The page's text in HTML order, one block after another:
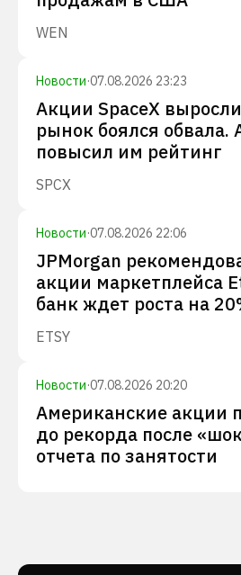
WEN
Новости·07.08.2026 23:23
Акции SpaceX
рынок боялся обвала.
повысил им рейтинг
SPCX
Новости·07.08.2026 22:06
JPMorgan
акции маркетплейса
банк ждет роста на
ETSY
Новости·07.08.2026 20:20
Американские акции
до рекорда после
отчета по занятости